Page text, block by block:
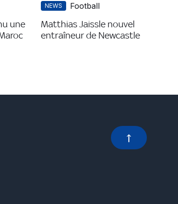
une
NEWS Football
Matthias Jaissle nouvel
entraîneur de Newcastle